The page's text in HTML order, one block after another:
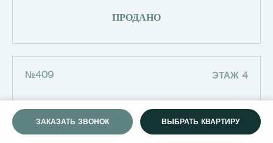
ЗАКАЗАТЬ ЗВОНОК ВЫБРАТЬ КВАРТИРУ
ПРОДАНО
№409 ЭТАЖ 4